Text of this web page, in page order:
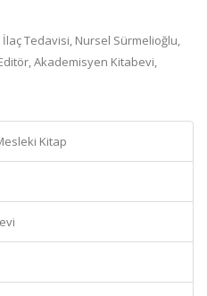
Tedavisi, Nursel Sürmelioğlu,
Akademisyen Kitabevi,
Kitap